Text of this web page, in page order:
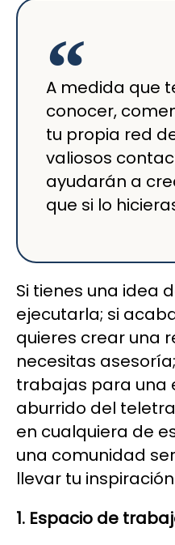
A medida que
conocer,
tu propia red
valiosos
ayudarán a
que si lo
Si tienes una idea
ejecutarla; si
quieres crear una
necesitas
trabajas para una
aburrido del
en cualquiera de
una comunidad
llevar tu
1. Espacio de